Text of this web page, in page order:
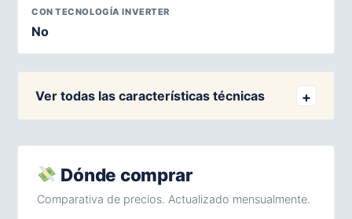
CON TECNOLOGÍA INVERTER
No
Ver todas las características técnicas
Dónde comprar
Comparativa de precios. Actualizado mensualmente.